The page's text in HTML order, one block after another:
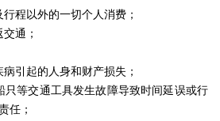
程以外的一切个人消费；
通；
引起的人身和财产损失；
只等交通工具发生故障导致时间延误或行
任；